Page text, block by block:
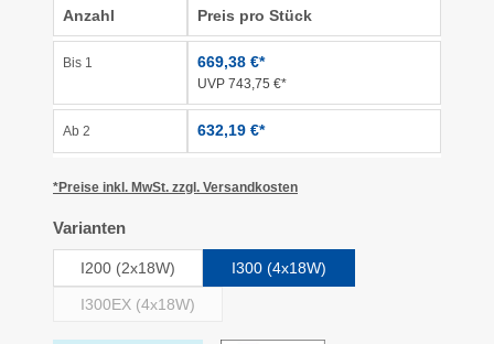
Anzahl Preis pro Stück
Bis 1 669,38 €*
UVP 743,75 €*
Ab 2 632,19 €*
*Preise inkl. MwSt. zzgl. Versandkosten
Variantenauswählen
I200 (2x18W) I300 (4x18W)
I300EX (4x18W)
(Diese Option ist zurzeit nicht verfügbar.)